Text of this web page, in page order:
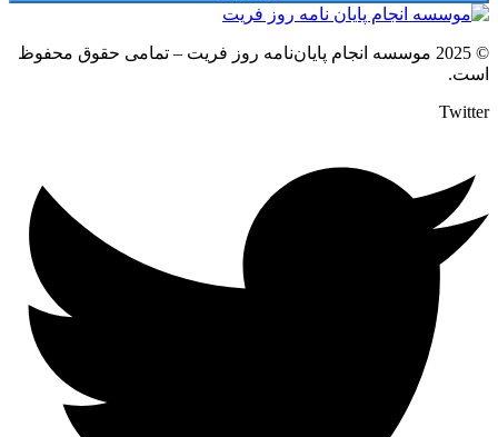
© 2025 موسسه انجام پایان‌نامه روز فریت – تمامی حقوق محفوظ
است.
Twitter